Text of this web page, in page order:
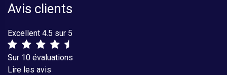
Avis clients
Excellent 4.5 sur 5
Sur 10 évaluations
Lire les avis